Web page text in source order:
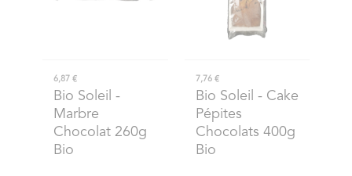
6,87 €
Bio Soleil -
Marbre
Chocolat 260g
Bio
7,76 €
Bio Soleil - Cake
Pépites
Chocolats 400g
Bio